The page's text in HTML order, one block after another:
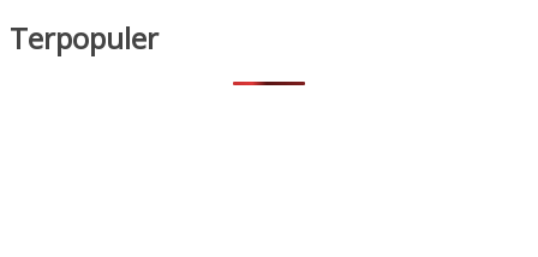
Terpopuler